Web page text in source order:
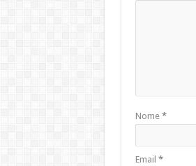
Nome *
Email *